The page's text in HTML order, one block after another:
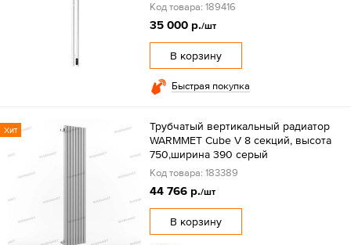
Код товара: 189416
35 000 р./шт
В корзину
Быстрая покупка
Хит
Трубчатый вертикальный радиатор
WARMMET Cube V 8 секций, высота
750,ширина 390 серый
Код товара: 183389
44 766 р./шт
В корзину